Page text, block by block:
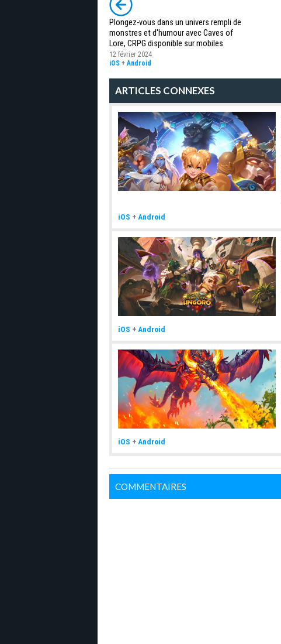
Plongez-vous dans un univers rempli de
monstres et d'humour avec Caves of
Lore, CRPG disponible sur mobiles
12 février 2024
iOS + Android
ARTICLES CONNEXES
iOS + Android
iOS + Android
iOS + Android
COMMENTAIRES